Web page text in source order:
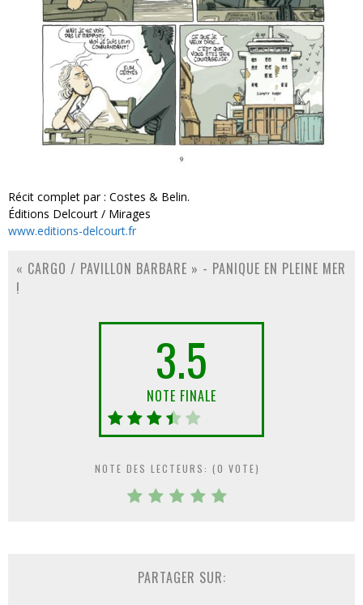
Récit complet par : Costes & Belin.
Éditions Delcourt / Mirages
www.editions-delcourt.fr
« CARGO / PAVILLON BARBARE » - PANIQUE EN PLEINE MER
!
3.5
NOTE FINALE
NOTE DES LECTEURS: (0 VOTE)
PARTAGER SUR: